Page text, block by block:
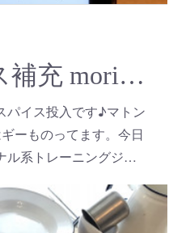
本日のスパイス補充 moritoneri
パイス投入です♪マトン
ーものってます。今日
ル系トレーニングジ…